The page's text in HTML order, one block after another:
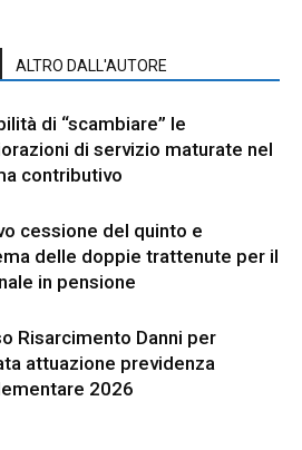
ALTRO DALL'AUTORE
di “scambiare” le
di servizio maturate nel
contributivo
cessione del quinto e
delle doppie trattenute per il
in pensione
Risarcimento Danni per
attuazione previdenza
2026